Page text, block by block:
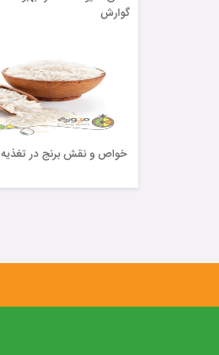
گوارش
خواص و نقش برنج در